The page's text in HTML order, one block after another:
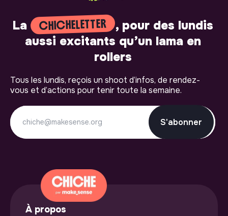
La CHICHELETTER
, pour des lundis
aussi excitants qu’un lama en
rollers
Tous les lundis, reçois un shoot d’infos, de rendez-
vous et d’actions pour tenir toute la semaine.
S'abonner
À propos